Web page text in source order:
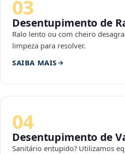
03
Desentupimento de
Ralo lento ou com cheiro
limpeza para resolver.
SAIBA MAIS
04
Desentupimento de
Sanitário entupido? Utilizamos